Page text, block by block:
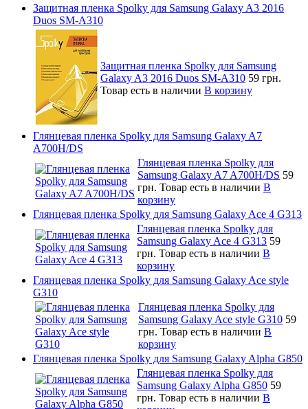
Защитная пленка Spolky для Samsung Galaxy A3 2016
Duos SM-A310
Защитная пленка Spolky для Samsung
Galaxy A3 2016 Duos SM-A310 59 грн.
Товар есть в наличии В корзину
Глянцевая пленка Spolky для Samsung Galaxy A7
A700H/DS
Глянцевая пленка Spolky для
Samsung Galaxy A7 A700H/DS 59
грн. Товар есть в наличии В
корзину
Глянцевая пленка Spolky для Samsung Galaxy Ace 4 G313
Глянцевая пленка Spolky для
Samsung Galaxy Ace 4 G313 59
грн. Товар есть в наличии В
корзину
Глянцевая пленка Spolky для Samsung Galaxy Ace style
G310
Глянцевая пленка Spolky для
Samsung Galaxy Ace style G310 59
грн. Товар есть в наличии В
корзину
Глянцевая пленка Spolky для Samsung Galaxy Alpha G850
Глянцевая пленка Spolky для
Samsung Galaxy Alpha G850 59
грн. Товар есть в наличии В